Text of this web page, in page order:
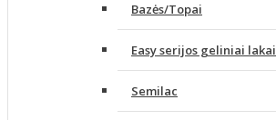
Bazės/Topai
Easy serijos geliniai lakai
Semilac